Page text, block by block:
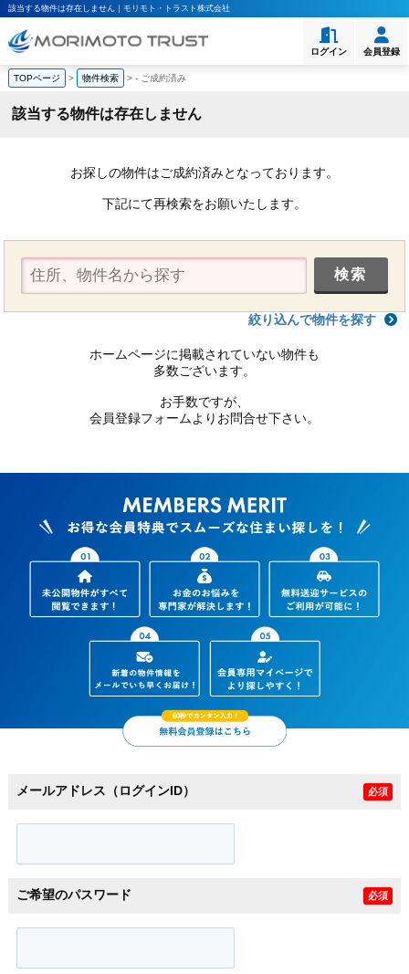
該当する物件は存在しません｜モリモト・トラスト株式会社
ログイン 会員登録
TOPページ > 物件検索 >- ご成約済み
該当する物件は存在しません
お探しの物件はご成約済みとなっております。
下記にて再検索をお願いたします。
絞り込んで物件を探す
ホームページに掲載されていない物件も
多数ございます。
お手数ですが、
会員登録フォームよりお問合せ下さい。
メールアドレス（ログインID） 必須
ご希望のパスワード 必須